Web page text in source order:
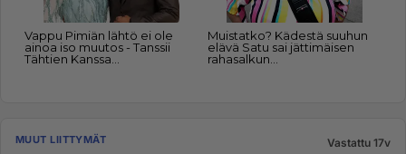
MUUT LIITTYMÄT Vastattu 17v